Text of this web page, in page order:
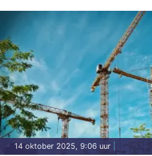
14 oktober 2025, 9:06 uur